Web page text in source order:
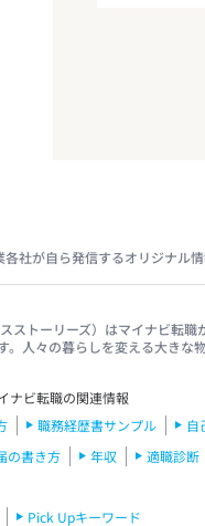
社が自ら発信するオリジナル
ストーリーズ）はマイナビ転
。人々の暮らしを変える大き
ナビ転職の関連情報
職務経歴書サンプル 自
の書き方
年収 適職診断
Pick Upキーワード